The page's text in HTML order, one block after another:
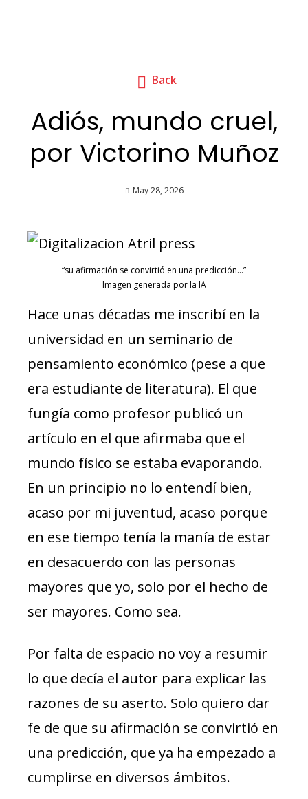
Back
Adiós, mundo cruel,
por Victorino Muñoz
May 28, 2026
“su afirmación se convirtió en una predicción…”
Imagen generada por la IA
Hace unas décadas me inscribí en la
universidad en un seminario de
pensamiento económico (pese a que
era estudiante de literatura). El que
fungía como profesor publicó un
artículo en el que afirmaba que el
mundo físico se estaba evaporando.
En un principio no lo entendí bien,
acaso por mi juventud, acaso porque
en ese tiempo tenía la manía de estar
en desacuerdo con las personas
mayores que yo, solo por el hecho de
ser mayores. Como sea.
Por falta de espacio no voy a resumir
lo que decía el autor para explicar las
razones de su aserto. Solo quiero dar
fe de que su afirmación se convirtió en
una predicción, que ya ha empezado a
cumplirse en diversos ámbitos.